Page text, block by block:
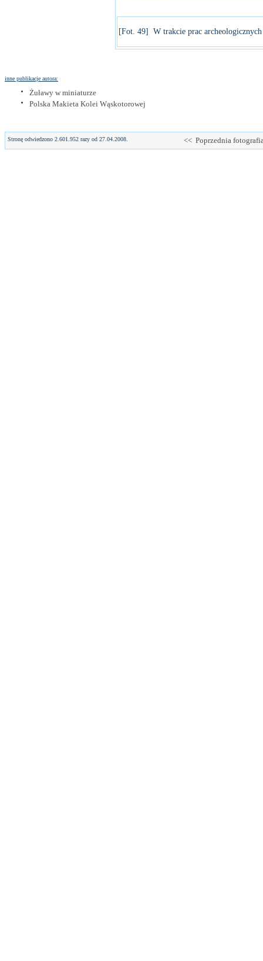
[Fot. 49] W trakcie prac
inne publikacje autora:
Żuławy w miniaturze
Polska Makieta Kolei Wąskotorowej
Stronę odwiedzono 2.601.952 razy od 27.04.2008. << Poprzednia